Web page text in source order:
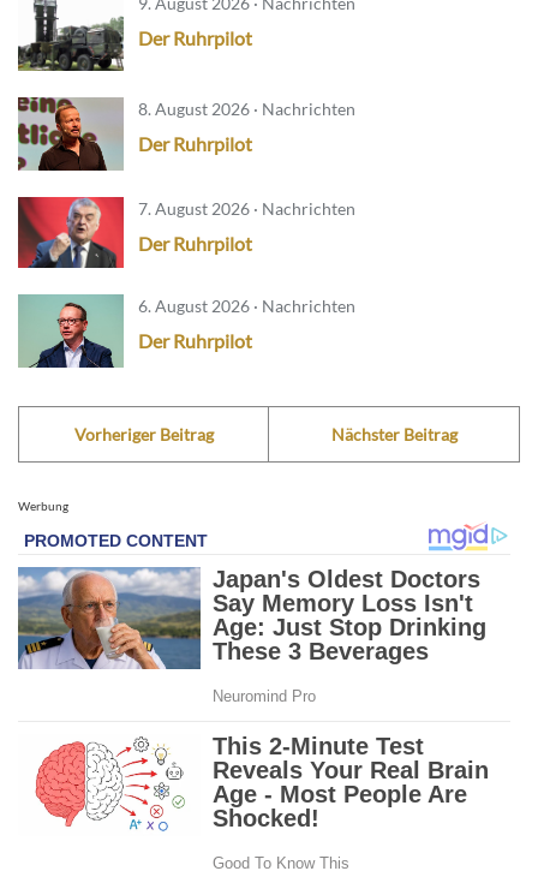
Der Ruhrpilot
8. August 2026 · Nachrichten
Der Ruhrpilot
7. August 2026 · Nachrichten
Der Ruhrpilot
6. August 2026 · Nachrichten
Der Ruhrpilot
Vorheriger Beitrag Nächster Beitrag
Werbung